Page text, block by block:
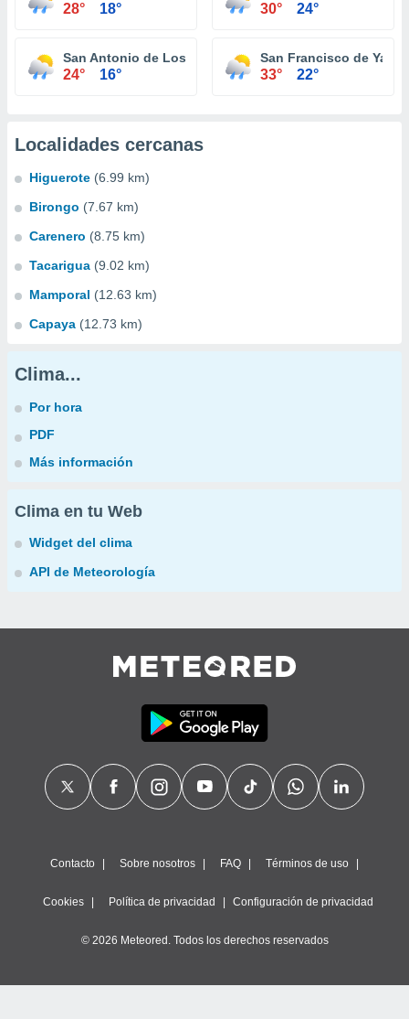
28° 18° 30° 24°
San Antonio de Los Altos
24° 16°
San Francisco de Yare
33° 22°
Localidades cercanas
Higuerote (6.99 km)
Birongo (7.67 km)
Carenero (8.75 km)
Tacarigua (9.02 km)
Mamporal (12.63 km)
Capaya (12.73 km)
Clima...
Por hora
PDF
Más información
Clima en tu Web
Widget del clima
API de Meteorología
Contacto Sobre nosotros FAQ Términos de uso
Cookies Política de privacidad Configuración de privacidad
© 2026 Meteored. Todos los derechos reservados